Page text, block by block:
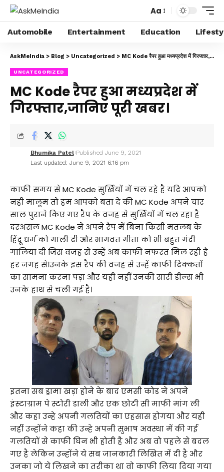
Aa
Automobile Entertainment Education
AskMeIndia > Blog > Uncategorized > MC Kode रैपर हुआ मध्यप्रदेश में गिरफ्तार,जानिए पूरी खबर।
UNCATEGORIZED
MC Kode रैपर हुआ मध्यप्रदेश में
गिरफ्तार,जानिए पूरी खबर।
Last updated: June 9, 2021 6:16 pm
Bhumika Patel Published June 9, 2021
काफी समय से MC Kode सुर्खियों में चल रहे है यदि आपको
नही मालूम तो हम आपको बता दे की MC Kode अपने चार
साल पुराने किए गए रैप के वजह से सुर्खियों में चल रहा है
दरअसल MC Kode ने अपने रैप में बिना किसी मतलब के
हिंदू धर्म को गाली दी और भागवत गीता को भी बहुत गंदी
गालियां दी जिस वजह से उन्हें अब काफी नफरत मिल रही है
हर जगह से।उनके इस रैप की वजह से उन्हें काफी दिक्कतों
का सामना करना पड़ा और यही नहीं उनकी सारी डील्स भी
उनके हाथ से चली गई है।
इतना सब ड्रामा खड़ा होने के बाद एमसी कोड ने अपने
इंस्टाग्राम पे स्टोरी डाली और एक छोटी सी माफी मांग ली
और कहा उन्हे अपनी गलतियों का एहसास होगया और यही
नहीं उन्होंने कहा की उन्हे अपनी सुभाष अवस्था में की गई
गलतियों से काफी घिन भी होती है और अब वो पहले से बदल
गए है लेकिन उन्होंने ये सब जानकारी लिखित में दी है और
उनका जो ये लिखने का तरीका था वो काफी लिया दिया गया